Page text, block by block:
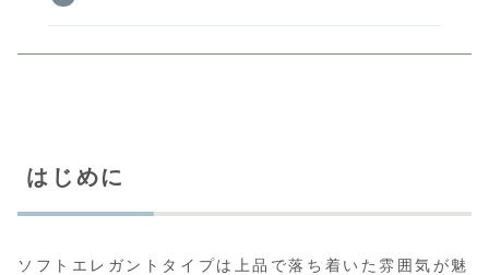
はじめに
ソフトエレガントタイプは上品で落ち着いた雰囲気が魅